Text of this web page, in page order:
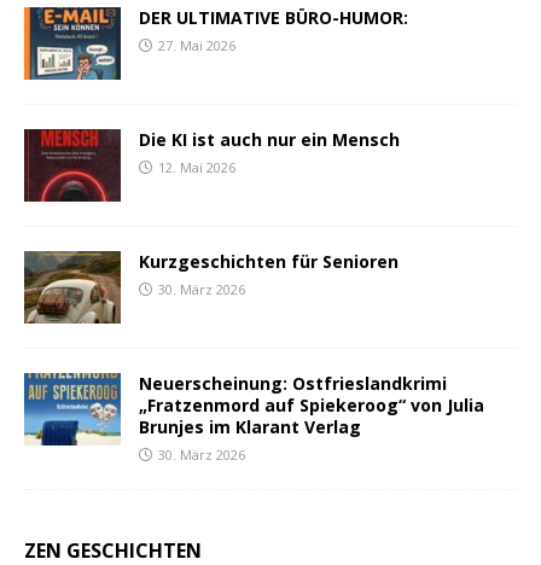
DER ULTIMATIVE BÜRO-HUMOR:
27. Mai 2026
Die KI ist auch nur ein Mensch
12. Mai 2026
Kurzgeschichten für Senioren
30. März 2026
Neuerscheinung: Ostfrieslandkrimi
„Fratzenmord auf Spiekeroog“ von Julia
Brunjes im Klarant Verlag
30. März 2026
ZEN GESCHICHTEN